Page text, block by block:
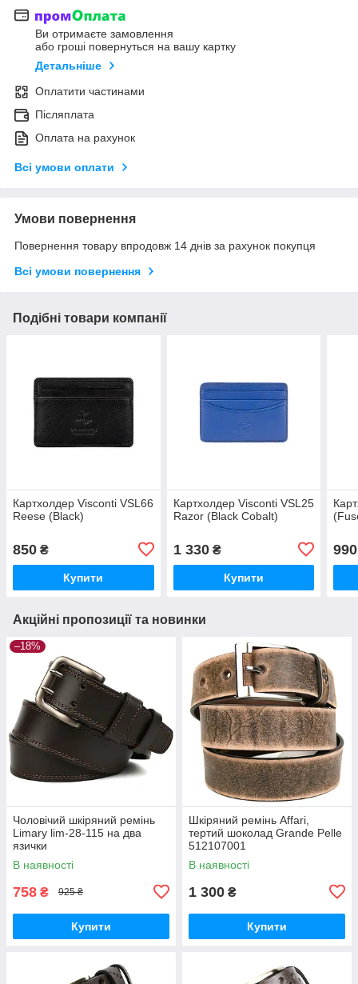
Ви отримаєте замовлення
або гроші повернуться на вашу картку
Детальніше
Оплатити частинами
Післяплата
Оплата на рахунок
Всі умови оплати
Умови повернення
Повернення товару впродовж 14 днів за рахунок покупця
Всі умови повернення
Подібні товари компанії
Картхолдер Visconti VSL66
Reese (Black)
850 ₴
Купити
Картхолдер Visconti VSL25
Razor (Black Cobalt)
1 330₴
Купити
990
Акційні пропозиції та новинки
–18%
Чоловічий шкіряний ремінь
Limary lim-28-115 на два
язички
В наявності
758 ₴ 925 ₴
Купити
Шкіряний ремінь Affari,
тертий шоколад Grande Pelle
512107001
В наявності
1 300 ₴
Купити